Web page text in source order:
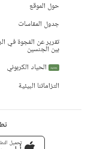
حول الموقع
جدول المقاسات
تقرير عن الفجوة في
بين الجنسين
جديد
الحياد الكربوني
التزاماتنا البيئية
تحميل